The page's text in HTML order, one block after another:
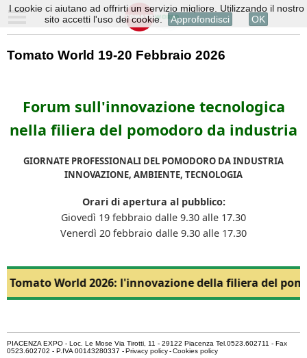
Tomato World 19-20 Febbraio 2026
Forum sull'innovazione tecnologica
nella filiera del pomodoro da industria
GIORNATE PROFESSIONALI DEL POMODORO DA INDUSTRIA
INNOVAZIONE, AMBIENTE, TECNOLOGIA
Orari di apertura al pubblico:
Giovedì 19 febbraio dalle 9.30 alle 17.30
Venerdì 20 febbraio dalle 9.30 alle 17.30
Tomato World 2026: l'innovazione della filiera del
PIACENZA EXPO - Loc. Le Mose Via Tirotti, 11 - 29122 Piacenza Tel.0523.602711 - Fax
0523.602702 - P.IVA 00143280337 -Privacy policy-Cookies policy
I cookie ci aiutano ad offrirti un servizio migliore. Utilizzando il nostro
sito accetti l'uso dei cookie.
Approfondisci OK